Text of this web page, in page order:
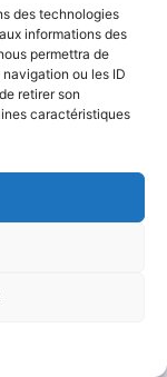
des technologies
informations des
permettra de
ou les ID
retirer son
caractéristiques
à
une
à